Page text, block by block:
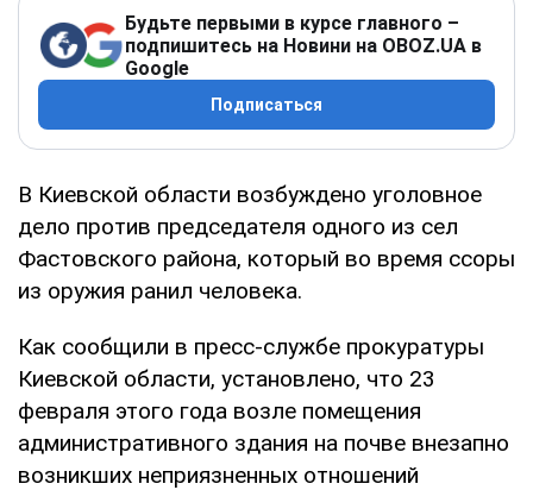
Будьте первыми в курсе главного –
подпишитесь на Новини на OBOZ.UA в
Google
Подписаться
В Киевской области возбуждено уголовное
дело против председателя одного из сел
Фастовского района, который во время ссоры
из оружия ранил человека.
Как сообщили в пресс-службе прокуратуры
Киевской области, установлено, что 23
февраля этого года возле помещения
административного здания на почве внезапно
возникших неприязненных отношений